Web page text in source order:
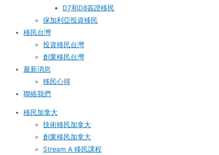
D7和D8簽證移民
保加利亞投資移民
移民台灣
投資移民台灣
創業移民台灣
最新消息
移民心得
聯絡我們
移民加拿大
技術移民加拿大
創業移民加拿大
Stream A 移民課程